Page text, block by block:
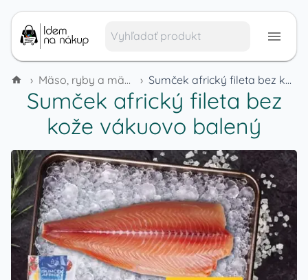
› Mäso, ryby a mäsové výrobky › Sumček africký fileta bez kože vákuovo balený
Sumček africký fileta bez
kože vákuovo balený